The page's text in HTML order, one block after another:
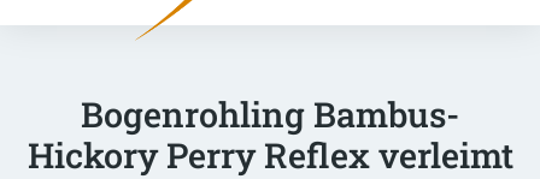
Bogenrohling Bambus-
Hickory Perry Reflex verleimt